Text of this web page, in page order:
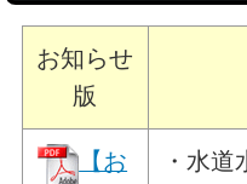
お知らせ
版
【お
・水